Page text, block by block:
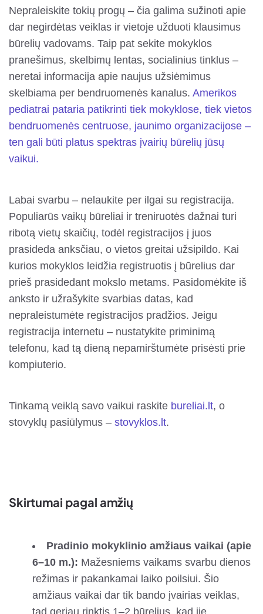
Nepraleiskite tokių progų – čia galima sužinoti apie
dar negirdėtas veiklas ir vietoje užduoti klausimus
būrelių vadovams. Taip pat sekite mokyklos
pranešimus, skelbimų lentas, socialinius tinklus –
neretai informacija apie naujus užsiėmimus
skelbiama per bendruomenės kanalus. Amerikos
pediatrai pataria patikrinti tiek mokyklose, tiek vietos
bendruomenės centruose, jaunimo organizacijose –
ten gali būti platus spektras įvairių būrelių jūsų
vaikui.
Labai svarbu – nelaukite per ilgai su registracija.
Populiarūs vaikų būreliai ir treniruotės dažnai turi
ribotą vietų skaičių, todėl registracijos į juos
prasideda anksčiau, o vietos greitai užsipildo. Kai
kurios mokyklos leidžia registruotis į būrelius dar
prieš prasidedant mokslo metams. Pasidomėkite iš
anksto ir užrašykite svarbias datas, kad
nepraleistumėte registracijos pradžios. Jeigu
registracija internetu – nustatykite priminimą
telefonu, kad tą dieną nepamirštumėte prisėsti prie
kompiuterio.
Tinkamą veiklą savo vaikui raskite bureliai.lt, o
stovyklų pasiūlymus – stovyklos.lt.
Skirtumai pagal amžių
Pradinio mokyklinio amžiaus vaikai (apie
6–10 m.): Mažesniems vaikams svarbu dienos
režimas ir pakankamai laiko poilsiui. Šio
amžiaus vaikai dar tik bando įvairias veiklas,
tad geriau rinktis 1–2 būrelius, kad jie